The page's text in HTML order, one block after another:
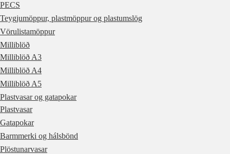
PECS
Teygjumöppur, plastmöppur og plastumslög
Vörulistamöppur
Milliblöð
Milliblöð A3
Milliblöð A4
Milliblöð A5
Plastvasar og gatapokar
Plastvasar
Gatapokar
Barmmerki og hálsbönd
Plöstunarvasar